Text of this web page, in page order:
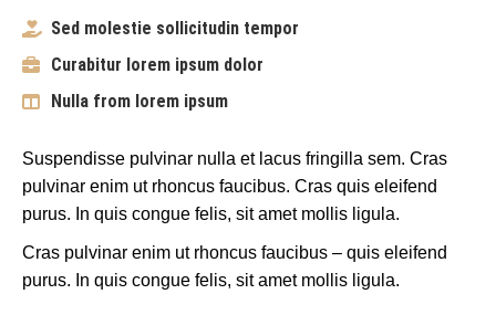
Sed molestie sollicitudin tempor
Curabitur lorem ipsum dolor
Nulla from lorem ipsum
Suspendisse pulvinar nulla et lacus fringilla sem. Cras
pulvinar enim ut rhoncus faucibus. Cras quis eleifend
purus. In quis congue felis, sit amet mollis ligula.
Cras pulvinar enim ut rhoncus faucibus – quis eleifend
purus. In quis congue felis, sit amet mollis ligula.